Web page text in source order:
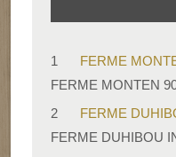
1
FERME
FERME MONTEN
2
FERME
FERME DUHIBOU